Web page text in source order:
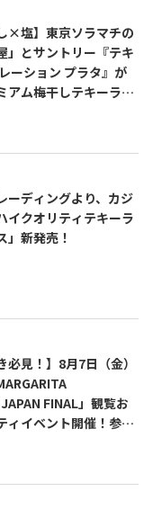
List
メスカルが飲める
レストラン
×塩】東京ソラマチの
」とサントリー『テキ
ーション プラタ』が
アム梅干しテキーラソ
ーディングより、カジ
イクオリティテキーラ
」新発売！
必見！】8月7日（金）
FINAL」観覧お
ィイベント開催！参加